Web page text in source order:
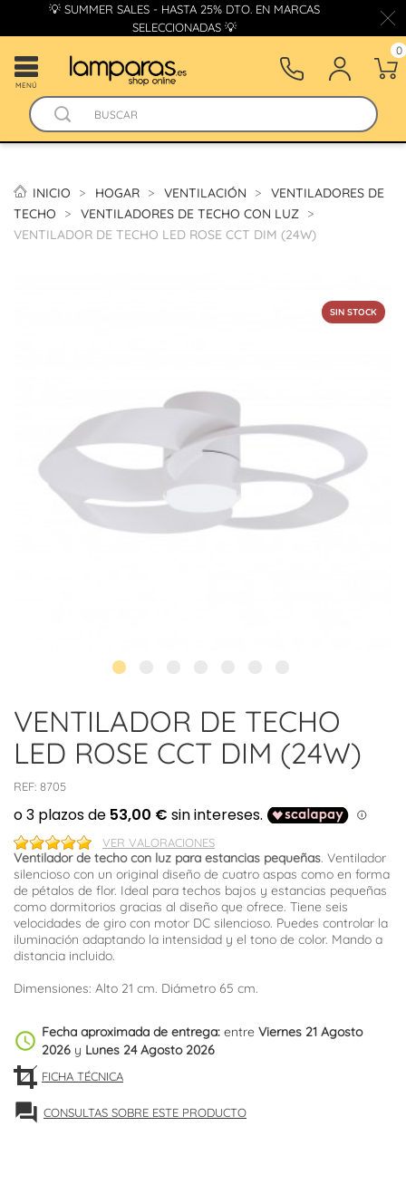
💡 SUMMER SALES - HASTA 25% DTO. EN MARCAS
SELECCIONADAS 💡
MENÚ
0
INICIO HOGAR VENTILACIÓN
VENTILADORES DE
TECHO
VENTILADORES DE TECHO CON LUZ
VENTILADOR DE TECHO LED ROSE CCT DIM (24W)
SIN STOCK
VENTILADOR DE TECHO
LED ROSE CCT DIM (24W)
REF: 8705
VER VALORACIONES
Ventilador de techo con luz para estancias pequeñas. Ventilador
silencioso con un original diseño de cuatro aspas como en forma
de pétalos de flor. Ideal para techos bajos y estancias pequeñas
como dormitorios gracias al diseño que ofrece. Tiene seis
velocidades de giro con motor DC silencioso. Puedes controlar la
iluminación adaptando la intensidad y el tono de color. Mando a
distancia incluido.
Dimensiones: Alto 21 cm. Diámetro 65 cm.
schedule Fecha aproximada de entrega: entre Viernes 21 Agosto
2026 y Lunes 24 Agosto 2026
FICHA TÉCNICA
forum CONSULTAS SOBRE ESTE PRODUCTO